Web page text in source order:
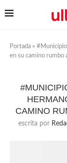
Portada »
en su camino rumbo
CAMINO
escrita por